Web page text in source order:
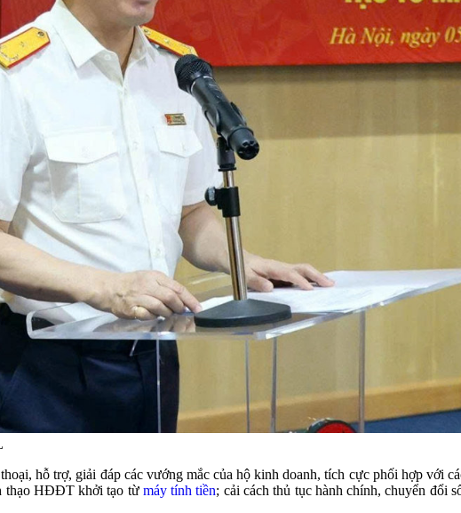
hỗ trợ, giải đáp các vướng mắc của hộ kinh doanh, tích cực phối hợp với
thạo HĐĐT khởi tạo từ máy tính tiền; cải cách thủ tục hành chính, chuyển đổi